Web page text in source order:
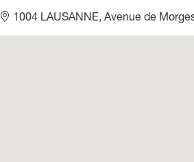
1004 LAUSANNE, Avenue de